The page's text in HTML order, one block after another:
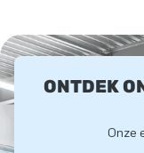
ONTDEK
Onze